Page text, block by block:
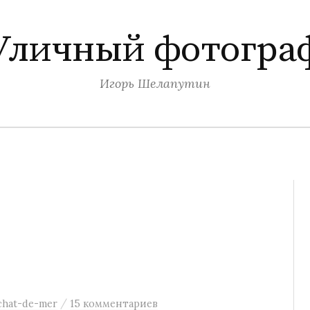
Игорь Шелапутин
de-mer / 15 комментариев